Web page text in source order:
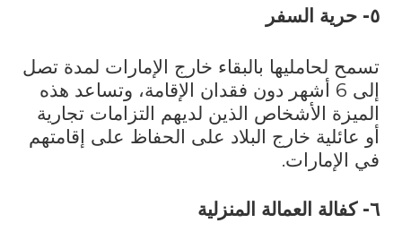
٥- حرية السفر
تسمح لحامليها بالبقاء خارج الإمارات لمدة تصل
إلى 6 أشهر دون فقدان الإقامة، وتساعد هذه
الميزة الأشخاص الذين لديهم التزامات تجارية
أو عائلية خارج البلاد على الحفاظ على إقامتهم
في الإمارات.
٦- كفالة العمالة المنزلية